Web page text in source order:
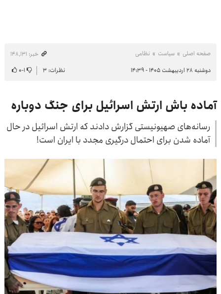
صفحه اصلی سیاست نظامی
خبر: ۱۴۸٬۱۳۱
دوشنبه ۲۸ اردیبهشت ۱۴۰۵ - ۱۴:۳۹
نظرات: ۳ ۱-۰
آماده باش ارتش اسرائیل برای جنگ دوباره
رسانه‌های صهیونیستی گزارش دادند که ارتش اسرائیل در حال
آماده شدن برای احتمال درگیری مجدد با ایران است!